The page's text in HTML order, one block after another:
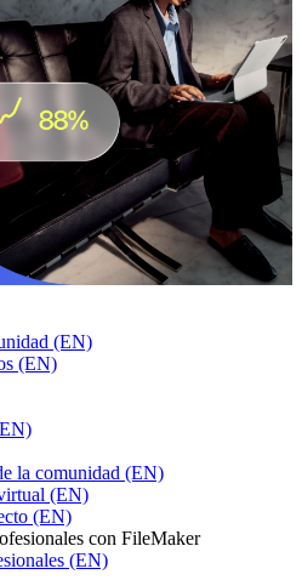
(EN)
(EN)
la comunidad (EN)
(EN)
(EN)
con FileMaker
(EN)